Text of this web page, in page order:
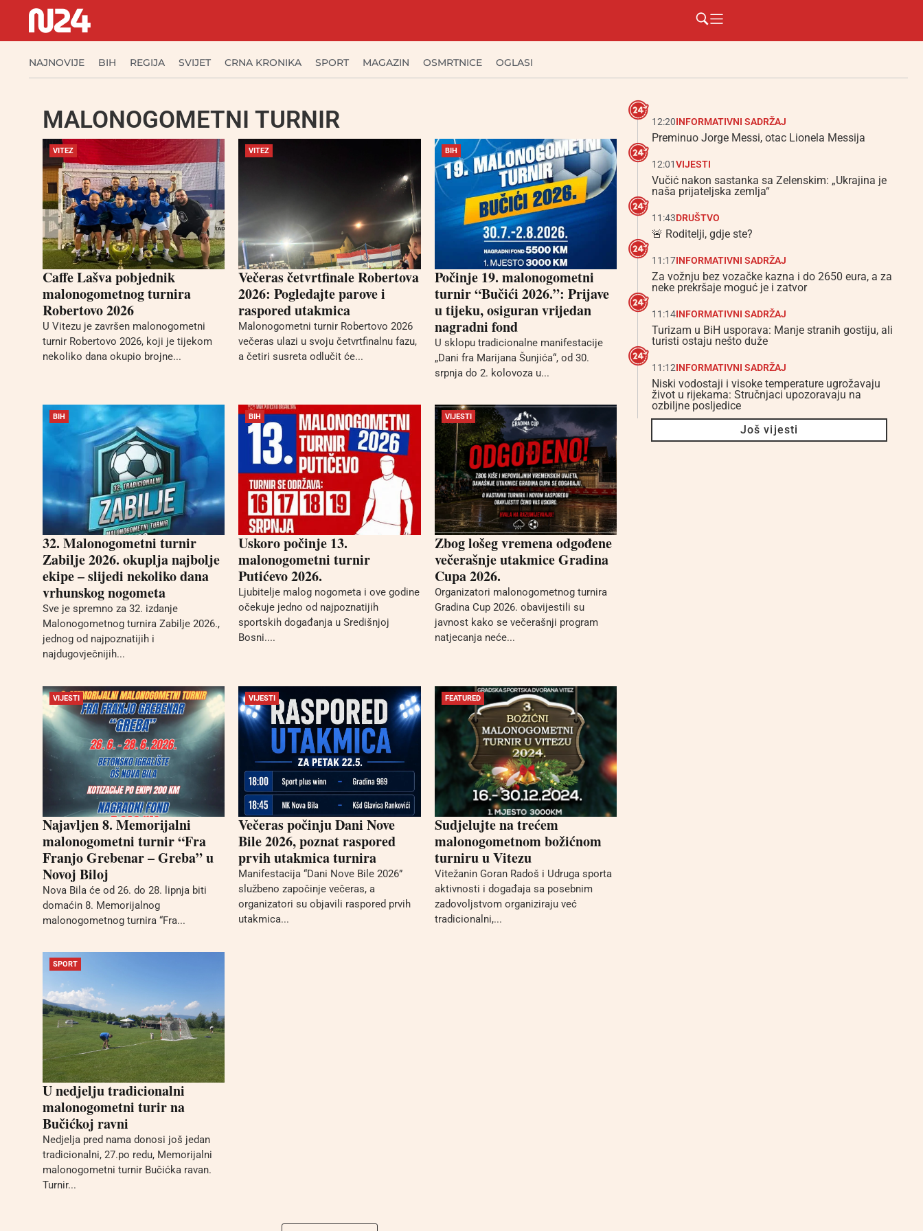
NAJNOVIJE BIH REGIJA SVIJET CRNA KRONIKA SPORT MAGAZIN OSMRTNICE OGLASI
MALONOGOMETNI TURNIR
VITEZ
Caffe Lašva pobjednik
malonogometnog turnira
Robertovo 2026
U Vitezu je završen malonogometni
turnir Robertovo 2026, koji je tijekom
nekoliko dana okupio brojne...
VITEZ
Večeras četvrtfinale Robertova
2026: Pogledajte parove i
raspored utakmica
Malonogometni turnir Robertovo 2026
večeras ulazi u svoju četvrtfinalnu fazu,
a četiri susreta odlučit će...
BIH
Počinje 19. malonogometni
turnir “Bučići 2026.”: Prijave
u tijeku, osiguran vrijedan
nagradni fond
U sklopu tradicionalne manifestacije
„Dani fra Marijana Šunjića“, od 30.
srpnja do 2. kolovoza u...
BIH
32. Malonogometni turnir
Zabilje 2026. okuplja najbolje
ekipe – slijedi nekoliko dana
vrhunskog nogometa
Sve je spremno za 32. izdanje
Malonogometnog turnira Zabilje 2026.,
jednog od najpoznatijih i
najdugovječnijih...
BIH
Uskoro počinje 13.
malonogometni turnir
Putićevo 2026.
Ljubitelje malog nogometa i ove godine
očekuje jedno od najpoznatijih
sportskih događanja u Središnjoj
Bosni....
VIJESTI
Zbog lošeg vremena odgođene
večerašnje utakmice Gradina
Cupa 2026.
Organizatori malonogometnog turnira
Gradina Cup 2026. obavijestili su
javnost kako se večerašnji program
natjecanja neće...
VIJESTI
Najavljen 8. Memorijalni
malonogometni turnir “Fra
Franjo Grebenar – Greba” u
Novoj Biloj
Nova Bila će od 26. do 28. lipnja biti
domaćin 8. Memorijalnog
malonogometnog turnira “Fra...
VIJESTI
Večeras počinju Dani Nove
Bile 2026, poznat raspored
prvih utakmica turnira
Manifestacija “Dani Nove Bile 2026”
službeno započinje večeras, a
organizatori su objavili raspored prvih
utakmica...
FEATURED
Sudjelujte na trećem
malonogometnom božićnom
turniru u Vitezu
Vitežanin Goran Radoš i Udruga sporta
aktivnosti i događaja sa posebnim
zadovoljstvom organiziraju već
tradicionalni,...
SPORT
U nedjelju tradicionalni
malonogometni turir na
Bučićkoj ravni
Nedjelja pred nama donosi još jedan
tradicionalni, 27.po redu, Memorijalni
malonogometni turnir Bučićka ravan.
Turnir...
12:20INFORMATIVNI SADRŽAJ
Preminuo Jorge Messi, otac Lionela Messija
12:01VIJESTI
Vučić nakon sastanka sa Zelenskim: „Ukrajina je
naša prijateljska zemlja“
11:43DRUŠTVO
🚨 Roditelji, gdje ste?
11:17INFORMATIVNI SADRŽAJ
Za vožnju bez vozačke kazna i do 2650 eura, a za
neke prekršaje moguć je i zatvor
11:14INFORMATIVNI SADRŽAJ
Turizam u BiH usporava: Manje stranih gostiju, ali
turisti ostaju nešto duže
11:12INFORMATIVNI SADRŽAJ
Niski vodostaji i visoke temperature ugrožavaju
život u rijekama: Stručnjaci upozoravaju na
ozbiljne posljedice
Još vijesti